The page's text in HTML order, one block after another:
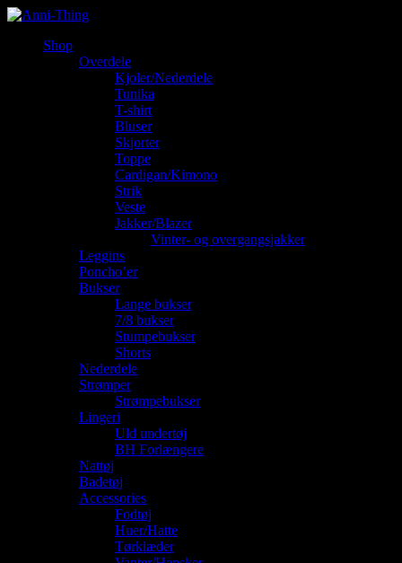
Shop
Overdele
Kjoler/Nederdele
Tunika
T-shirt
Bluser
Skjorter
Toppe
Cardigan/Kimono
Strik
Veste
Jakker/Blazer
Vinter- og overgangsjakker
Leggins
Poncho’er
Bukser
Lange bukser
7/8 bukser
Stumpebukser
Shorts
Nederdele
Strømper
Strømpebukser
Lingeri
Uld undertøj
BH Forlængere
Nattøj
Badetøj
Accessories
Fodtøj
Huer/Hatte
Tørklæder